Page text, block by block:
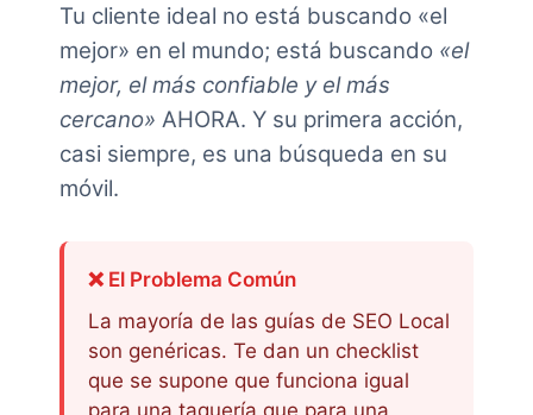
Tu cliente ideal no está buscando «el
mejor» en el mundo; está buscando «el
mejor, el más confiable y el más
cercano» AHORA. Y su primera acción,
casi siempre, es una búsqueda en su
móvil.
❌ El Problema Común
La mayoría de las guías de SEO Local
son genéricas. Te dan un checklist
que se supone que funciona igual
para una taquería que para una